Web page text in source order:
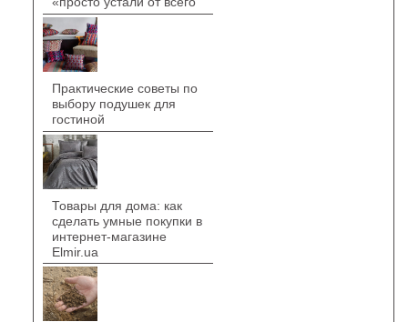
Практические советы по
выбору подушек для
гостиной
Товары для дома: как
сделать умные покупки в
интернет-магазине
Elmir.ua